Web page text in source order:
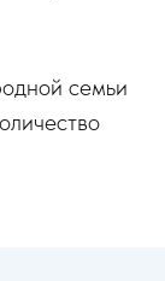
семьи